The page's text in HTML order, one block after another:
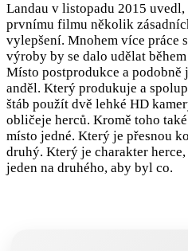
Landau v listopadu 2015
prvnímu filmu několik
vylepšení. Mnohem více práce
výroby by se dalo udělat
Místo postprodukce a
anděl. Který produkuje a
štáb použít dvě lehké HD
obličeje herců. Kromě toho
místo jedné. Který je přesnou
druhý. Který je charakter
jeden na druhého, aby byl co.